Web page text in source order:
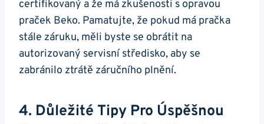
certifikovaný a že ⁣má zkušenosti s opravou
praček Beko. Pamatujte, ⁣že pokud má pračka
stále záruku, ‍měli byste se obrátit na
autorizovaný servisní⁣ středisko,⁤ aby se
zabránilo ztrátě záručního plnění.
4. Důležité Tipy Pro Úspěšnou